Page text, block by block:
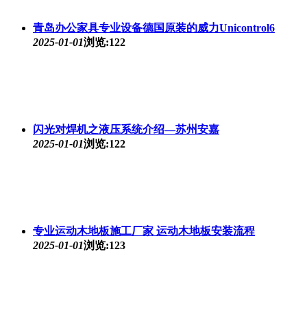
青岛办公家具专业设备德国原装的威力Unicontrol6
2025-01-01浏览:122
闪光对焊机之液压系统介绍—苏州安嘉
2025-01-01浏览:122
专业运动木地板施工厂家 运动木地板安装流程
2025-01-01浏览:123